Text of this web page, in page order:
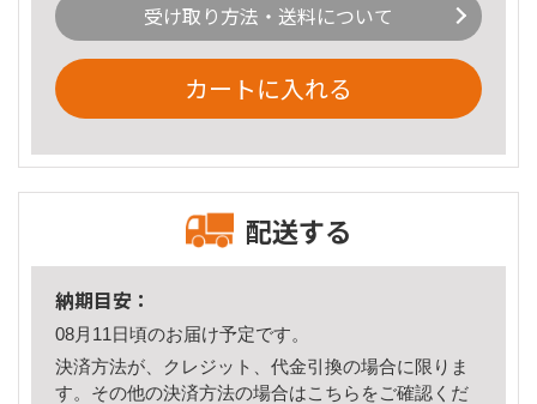
受け取り方法・送料について
カートに入れる
配送する
納期目安：
08月11日頃のお届け予定です。
決済方法が、クレジット、代金引換の場合に限りま
す。その他の決済方法の場合はこちら をご確認くだ